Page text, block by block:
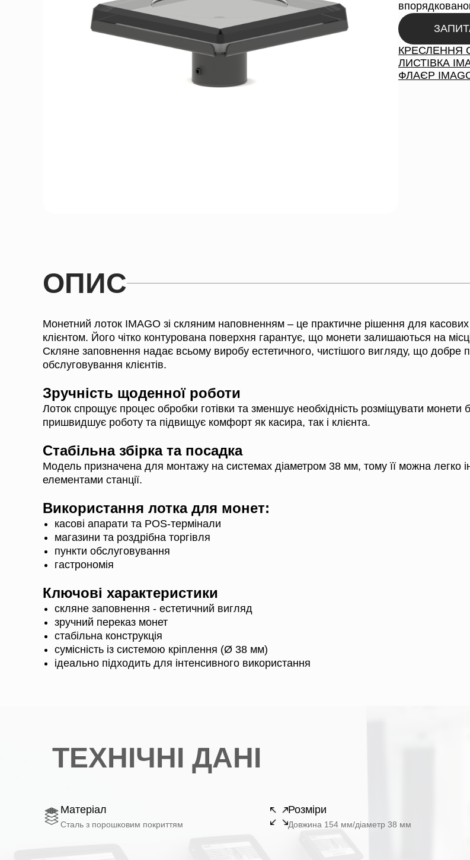
КРЕСЛЕННЯ
ЛИСТІВКА
ФЛАЄР
ОПИС
Монетний лоток IMAGO зі скляним наповненням – це практичне рішення для касових
клієнтом. Його чітко контурована поверхня гарантує, що монети залишаються на
Скляне заповнення надає всьому виробу естетичного, чистішого вигляду, що добре
обслуговування клієнтів.
Зручність щоденної роботи
Лоток спрощує процес обробки готівки та зменшує необхідність розміщувати
пришвидшує роботу та підвищує комфорт як касира, так і клієнта.
Стабільна збірка та посадка
Модель призначена для монтажу на системах діаметром 38 мм, тому її можна легко
елементами станції.
Використання лотка для монет:
касові апарати та POS-термінали
магазини та роздрібна торгівля
пункти обслуговування
гастрономія
Ключові характеристики
скляне заповнення - естетичний вигляд
зручний переказ монет
стабільна конструкція
сумісність із системою кріплення (Ø 38 мм)
ідеально підходить для інтенсивного використання
ТЕХНІЧНІ ДАНІ
Матеріал
Сталь з порошковим покриттям
Розміри
Довжина 154 мм/діаметр 38 мм